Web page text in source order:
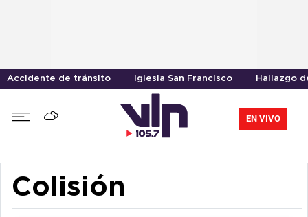
Accidente de tránsito Iglesia San Francisco Hallazgo
EN VIVO
Colisión